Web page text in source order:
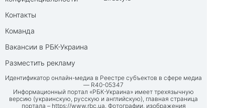
Контакты
Команда
Вакансии в РБК-Украина
Разместить рекламу
Идентификатор онлайн-медиа в Реестре субъектов в сфере медиа
— R40-05347
Информационный портал «РБК-Украина» имеет трехязычную
версию (украинскую, русскую и английскую), главная страница
портала – https://www.rbc.ua. Фотографии, изображения